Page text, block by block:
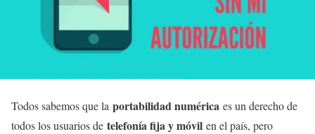
Todos sabemos que la portabilidad numérica es un derecho de
todos los usuarios de telefonía fija y móvil en el país, pero